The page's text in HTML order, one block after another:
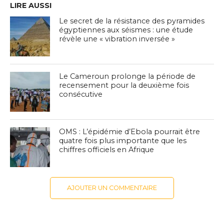
LIRE AUSSI
Le secret de la résistance des pyramides
égyptiennes aux séismes : une étude
révèle une « vibration inversée »
Le Cameroun prolonge la période de
recensement pour la deuxième fois
consécutive
OMS : L’épidémie d’Ebola pourrait être
quatre fois plus importante que les
chiffres officiels en Afrique
AJOUTER UN COMMENTAIRE